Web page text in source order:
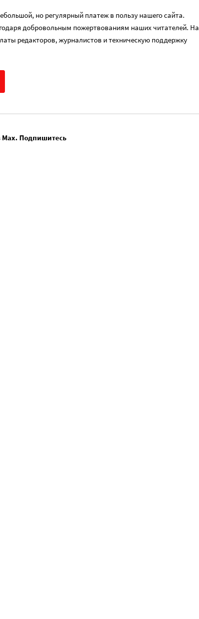
но регулярный платеж в пользу нашего сайта.
добровольным пожертвованиям наших читателей. На
редакторов, журналистов и техническую поддержку
Max. Подпишитесь